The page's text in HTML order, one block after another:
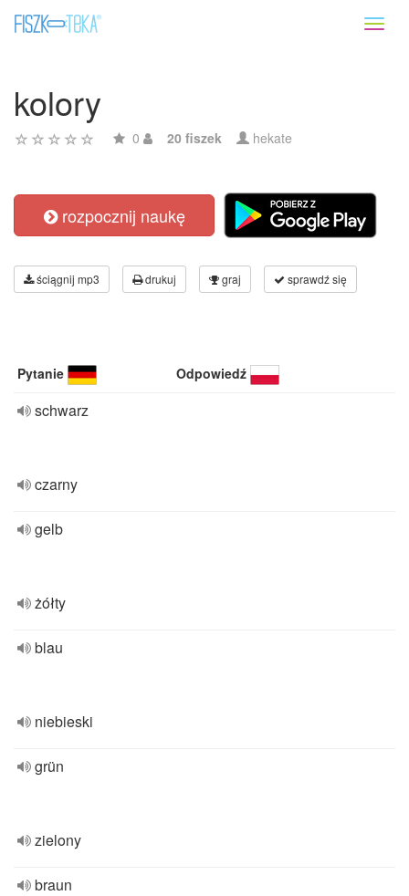
kolory
0 20 fiszek hekate
rozpocznij naukę
ściągnij mp3 drukuj graj sprawdź się
Pytanie Odpowiedź
schwarz
czarny
gelb
żółty
blau
niebieski
grün
zielony
braun